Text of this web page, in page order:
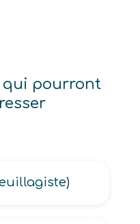
qui pourront